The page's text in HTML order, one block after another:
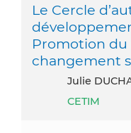
Le Cercle
Promotion
changement
Julie
CETIM